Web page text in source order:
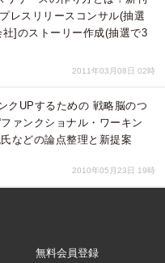
レスリリースコンサル(抽選
]のストーリー作成(抽選で3
2011年03月08日 02時
UPするための 戦略脳のつ
ァンクショナル・ワーキン
などの論点整理と新提案
2010年05月23日 19時
無料会員登録